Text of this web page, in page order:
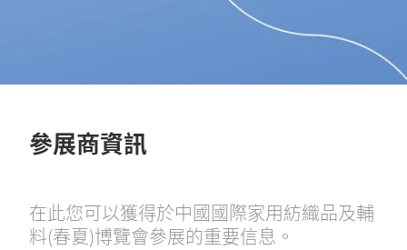
參展商資訊
在此您可以獲得於中國國際家用紡織品及輔
料(春夏)博覽會參展的重要信息。